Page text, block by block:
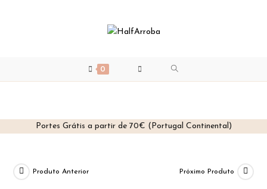
Portes Grátis a partir de 70€ (Portugal Continental)
content
0
Produto Anterior Próximo Produto